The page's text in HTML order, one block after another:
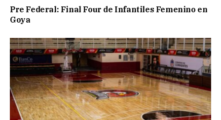
Pre Federal: Final Four de Infantiles Femenino en
Goya